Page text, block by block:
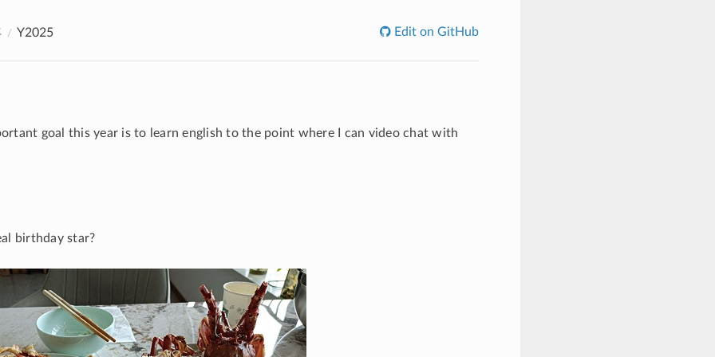
Y2025 Edit on GitHub
goal this year is to learn english to the point where I can video chat with
birthday star?